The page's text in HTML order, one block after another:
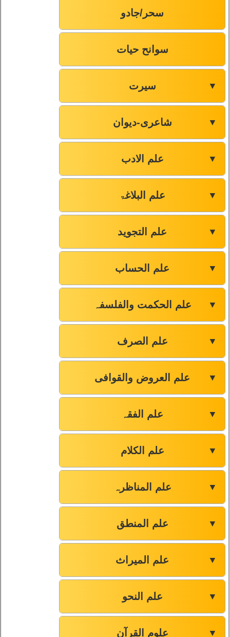
سحر/جادو
سوانح حیات
سیرت ▼
شاعری-دیوان ▼
علم الادب ▼
علم البلاغۃ ▼
علم التجوید ▼
علم الحساب ▼
علم الحکمت والفلسفہ ▼
علم الصرف ▼
علم العروض والقوافی ▼
علم الفقہ ▼
علم الکلام ▼
علم المناظرہ ▼
علم المنطق ▼
علم المیراث ▼
علم النحو ▼
علوم القرآن ▼